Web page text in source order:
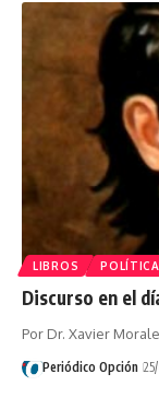
LIBROS POLÍTICA
Discurso en el
Por Dr. Xavier
Periódico Opción